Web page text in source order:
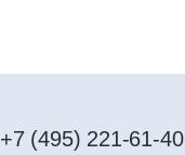
+7 (495) 221-61-40